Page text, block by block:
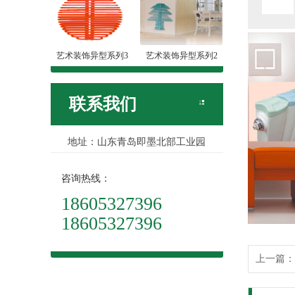
艺术装饰异型系列3 艺术装饰异型系列2
联系我们
地址：山东青岛即墨北部工业园
咨询热线：
18605327396
18605327396
上一篇：